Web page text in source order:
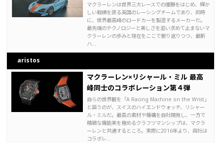
マクラーレンは世界三大レースでの優勝をはじめ、輝か
しい戦績を誇る英国のレーシングチームであり、同時
に、世界最高峰のロードカーを製造するメーカーだ。
最先端のテクノロジーと美しさを追い求めて止まないマ
クラーレンの歩みと現在をここで振り返りつつ、最新
ハ...
aristos
マクラーレン×リシャール・ミル 最高
峰同士のコラボレーション第４弾
自らの世界観を「A Racing Machine on the Wrist」
と謳うのが、スイスのハイエンドウォッチ、リシャー
ル・ミルだ。最高の素材や機構を自社開発し、一方で
精緻な機能美を極めるクラフツマンシップは、マクラ
ーレンと共通するところ。実際に2016年より、両社は
コラボレ...